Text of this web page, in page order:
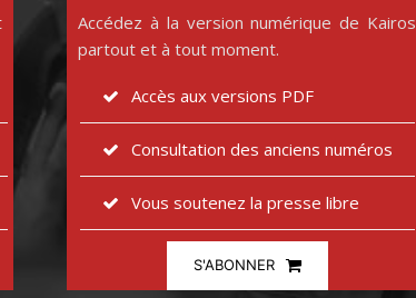
Accédez à la version numérique de Kairos
partout et à tout moment.
Accès aux versions PDF
Consultation des anciens numéros
Vous soutenez la presse libre
S'ABONNER